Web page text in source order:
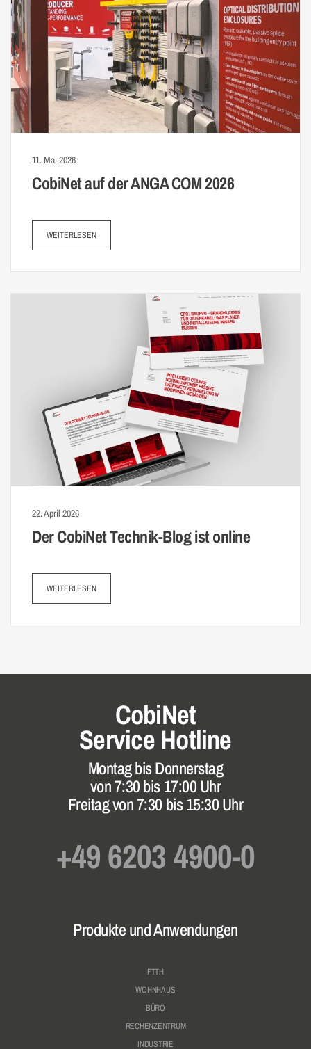
11. Mai 2026
CobiNet auf der ANGA COM 2026
WEITERLESEN
22. April 2026
Der CobiNet Technik-Blog ist online
WEITERLESEN
CobiNet
Service Hotline
Montag bis Donnerstag
von 7:30 bis 17:00 Uhr
Freitag von 7:30 bis 15:30 Uhr
+49 6203 4900-0
Produkte und Anwendungen
FTTH
WOHNHAUS
BÜRO
RECHENZENTRUM
INDUSTRIE